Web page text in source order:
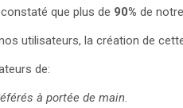
que plus de 90% de
utilisateurs, la création de
de:
à portée de main.